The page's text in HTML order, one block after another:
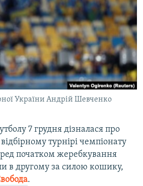
КРИМУ
України Андрій Шевченко
7 грудня дізналася про
турнірі чемпіонату
початком жеребкування
в другому за силою кошику,
.